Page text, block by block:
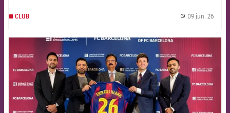
CLUB 09 jun. 26
FCB Barcelona badge